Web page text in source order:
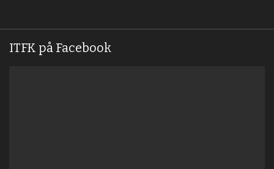
ITFK på Facebook